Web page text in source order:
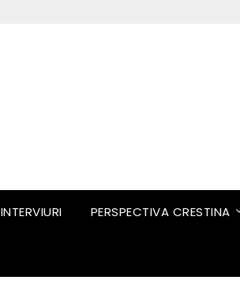
INTERVIURI PERSPECTIVA CRESTINA